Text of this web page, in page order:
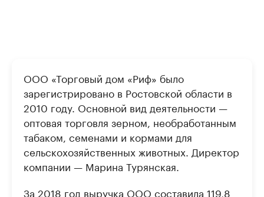
ООО «Торговый дом «Риф» было
зарегистрировано в Ростовской области в
2010 году. Основной вид деятельности —
оптовая торговля зерном, необработанным
табаком, семенами и кормами для
сельскохозяйственных животных. Директор
компании — Марина Турянская.
За 2018 год выручка ООО составила 119,8